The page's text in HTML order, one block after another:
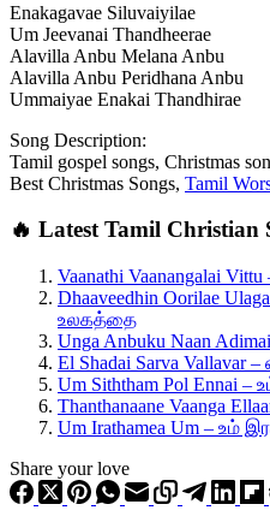
Enakagavae Siluvaiyilae
Um Jeevanai Thandheerae
Alavilla Anbu Melana Anbu
Alavilla Anbu Peridhana Anbu
Ummaiyae Enakai Thandhirae
Song Description:
Tamil gospel songs, Christmas
Best Christmas Songs, Tamil
🔥 Latest Tamil Christian
Vaanathi Vaanangalai
Dhaaveedhin Oorilae
உலகத்தை
Unga Anbuku Naan
El Shadai Sarva
Um Siththam Pol Ennai
Thanthanaane Vaanga
Um Irathamea Um – உம்
Share your love